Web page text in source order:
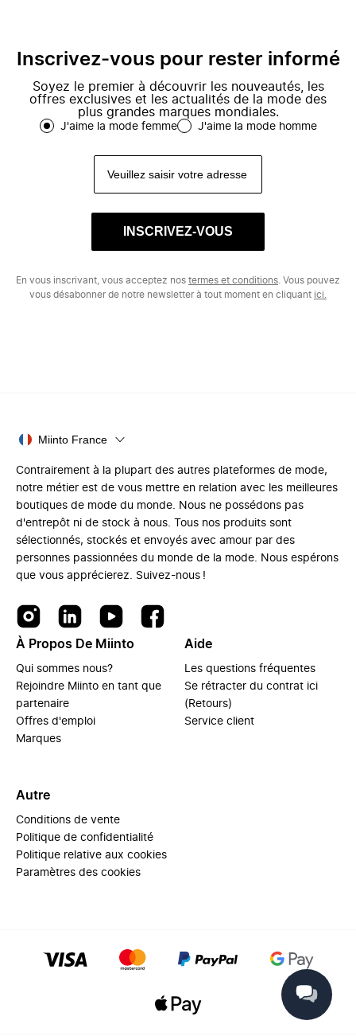
Inscrivez-vous pour rester informé
Soyez le premier à découvrir les nouveautés, les
offres exclusives et les actualités de la mode des
plus grandes marques mondiales.
J'aime la mode femme J'aime la mode homme
INSCRIVEZ-VOUS
En vous inscrivant, vous acceptez nos termes et conditions . Vous pouvez
vous désabonner de notre newsletter à tout moment en cliquant ici.
Miinto France
Contrairement à la plupart des autres plateformes de mode,
notre métier est de vous mettre en relation avec les meilleures
boutiques de mode du monde. Nous ne possédons pas
d'entrepôt ni de stock à nous. Tous nos produits sont
sélectionnés, stockés et envoyés avec amour par des
personnes passionnées du monde de la mode. Nous espérons
que vous apprécierez. Suivez-nous !
À Propos De Miinto
Qui sommes nous?
Rejoindre Miinto en tant que
partenaire
Offres d'emploi
Marques
Aide
Les questions fréquentes
Se rétracter du contrat ici
(Retours)
Service client
Autre
Conditions de vente
Politique de confidentialité
Politique relative aux cookies
Paramètres des cookies